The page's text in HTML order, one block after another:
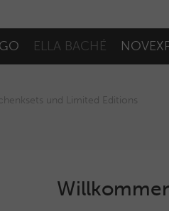
ELLA BACHÉ
und Limited Editions